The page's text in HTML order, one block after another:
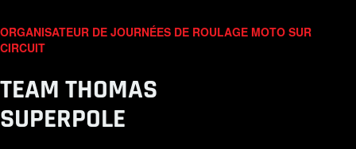
ORGANISATEUR DE JOURNÉES DE ROULAGE MOTO SUR
CIRCUIT
TEAM THOMAS
SUPERPOLE